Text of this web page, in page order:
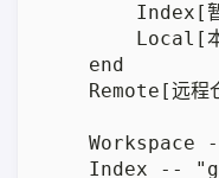
Index[
Local[
    end
Remote[远程
Workspace
Index --